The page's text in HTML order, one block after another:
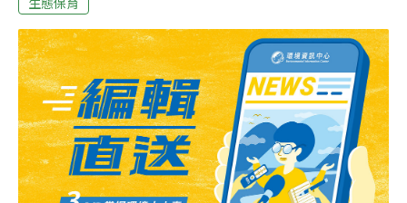
界。「嗨！大家好，我住在台灣的海洋裡，已經1,200多年
了，我可能是世界上最老的珊瑚吧！很多朋友喜歡來海裡
看我，大家把我取名為大香菇，說能夠活到我這個歲數，
實在不容易啊！因為我成長很慢，每一年只長1公分，其
實我們珊瑚家族，可說是世界上最長命的動物，如果居住
環境不錯，我們可以一直活下來，而且年紀愈大，愈不容
易死亡哦！唉！可惜的是這幾年我的同伴們，紛紛染上了
各種奇奇怪怪的疾病……」追尋大香菇的故事，我們來到
台東富崗漁港，準備搭船前往綠島，雖然夏天